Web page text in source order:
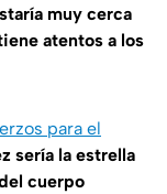
muy cerca
atentos a los
para el
sería la estrella
cuerpo